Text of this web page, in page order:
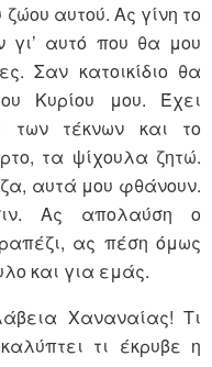
αυτού. Ας γίνη το
γι’ αυτό που θα μου
Σαν κατοικίδιο θα
Κυρίου μου. Έχει
των τέκνων και το
τα ψίχουλα ζητώ.
αυτά μου φθάνουν.
Ας απολαύση ο
ας πέση όμως
και για εμάς.
Χαναναίας! Τι
τι έκρυβε η